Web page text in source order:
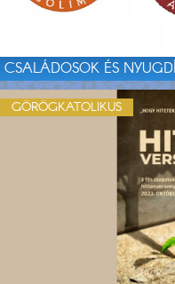
CSALÁDOSOK ÉS
GÖRÖGKATOLIKUS